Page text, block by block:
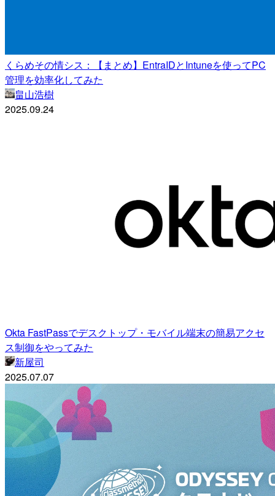
くらめその情シス：【まとめ】EntraIDとIntuneを使ってPC
管理を効率化してみた
畠山浩樹
2025.09.24
Okta FastPassでデスクトップ・モバイル端末の簡易アクセ
ス制御をやってみた
新屋司
2025.07.07